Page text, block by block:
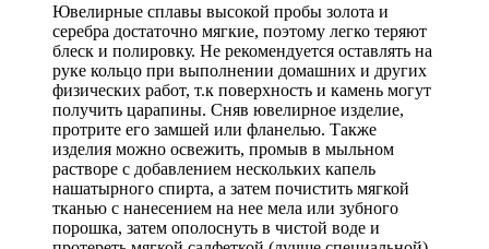
Ювелирные сплавы высокой пробы золота и
серебра достаточно мягкие, поэтому легко теряют
блеск и полировку. Не рекомендуется оставлять на
руке кольцо при выполнении домашних и других
физических работ, т.к поверхность и камень могут
получить царапины. Сняв ювелирное изделие,
протрите его замшей или фланелью. Также
изделия можно освежить, промыв в мыльном
растворе с добавлением нескольких капель
нашатырного спирта, а затем почистить мягкой
тканью с нанесением на нее мела или зубного
порошка, затем ополоснуть в чистой воде и